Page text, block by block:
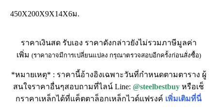
450X200X9X14X6ม.
ราคาเงินสด รับเอง ราคาดังกล่าวยังไม่รวมภาษีมูลค่า
เพิ่ม (ราคาอาจมีการเปลี่ยนแปลง กรุณาตรวจสอบอีกครั้งก่อนสั่งซื้อ)
*หมายเหตุ* : ราคานี้อ้างอิงเฉพาะวันที่กำหนดตามตาราง ผู้
สนใจราคาอื่นๆสอบถามที่ไลน์ Line: @steelbestbuy หรือเช็
กราคาเหล็กได้ที่แค็ตตาล็อกเหล็กไวด์แฟรงค์ เพิ่มเติมที่นี่